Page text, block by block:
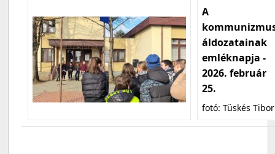
A
áldozatainak
emléknapja -
2026. február
25.
fotó: Tüskés Tibor